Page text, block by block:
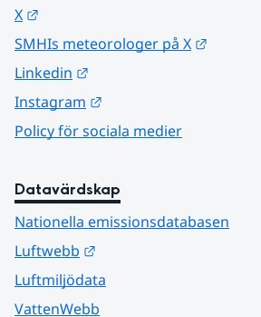
X
SMHIs meteorologer på X
Linkedin
Instagram
Policy för sociala medier
Datavärdskap
Nationella emissionsdatabasen
Luftwebb
Luftmiljödata
VattenWebb